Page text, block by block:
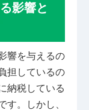
影響と
響を与えるの
担しているの
納税している
す。しかし、